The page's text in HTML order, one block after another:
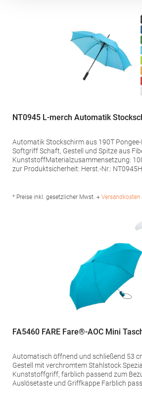
NT0945 L-merch Automatik
Automatik Stockschirm aus 190T Pongee-
Softgriff Schaft, Gestell und Spitze aus Fiberglass Enden aus
KunststoffMaterialzusammensetzung:
zur Produktsicherheit: Herst.-Nr.:
* Preise inkl. gesetzlicher Mwst. + Versandkosten
FA5460 FARE Fare®-AOC Mini
Automatisch öffnend und schließend 53 cm / 8-teilig 3-teiliges
Gestell mit verchromtem Stahlstock Spezialbeschichteter
Kunststoffgriff, farblich passend zum
Auslösetaste und Griffkappe Farblich passendes Spezial-